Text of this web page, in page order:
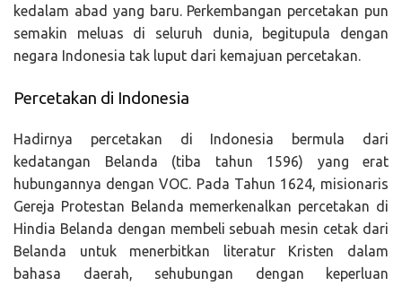
kedalam abad yang baru. Perkembangan percetakan pun
semakin meluas di seluruh dunia, begitupula dengan
negara Indonesia tak luput dari kemajuan percetakan.
Percetakan di Indonesia
Hadirnya percetakan di Indonesia bermula dari
kedatangan Belanda (tiba tahun 1596) yang erat
hubungannya dengan VOC. Pada Tahun 1624, misionaris
Gereja Protestan Belanda memerkenalkan percetakan di
Hindia Belanda dengan membeli sebuah mesin cetak dari
Belanda untuk menerbitkan literatur Kristen dalam
bahasa daerah, sehubungan dengan keperluan